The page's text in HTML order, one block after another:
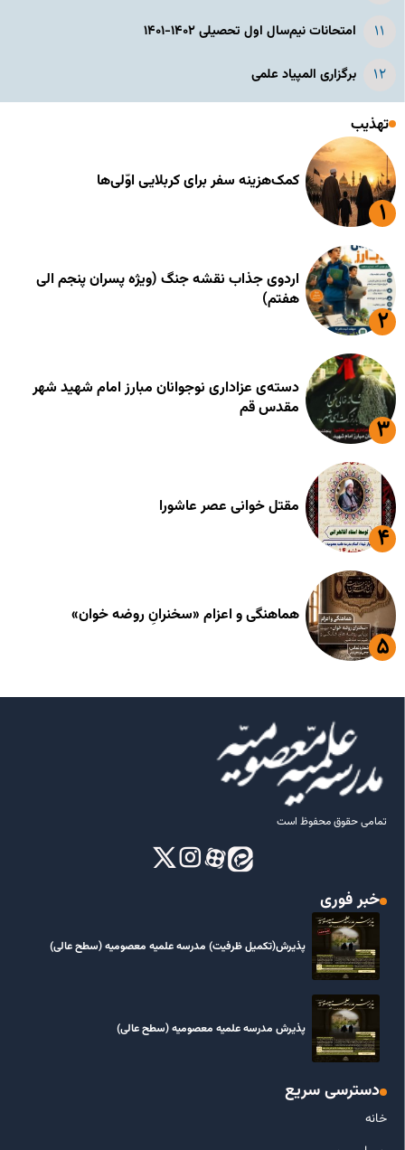
امتحانات نیم‌سال اول تحصیلی ۱۴۰۲-۱۴۰۱
برگزاری المپیاد علمی
تهذیب
کمک‌هزینه سفر برای کربلایی اوّلی‌ها
اردوی جذاب نقشه جنگ (ویژه پسران پنجم الی
هفتم)
دسته‌ی عزاداری نوجوانان مبارز امام شهید شهر
مقدس قم
مقتل خوانی عصر عاشورا
هماهنگی و اعزام «سخنرانِ روضه خوان»
تمامی حقوق محفوظ است
خبر فوری
پذیرش(تکمیل ظرفیت) مدرسه علمیه معصومیه‌ (سطح عالی)
پذیرش مدرسه علمیه معصومیه‌ (سطح عالی)
دسترسی سریع
خانه